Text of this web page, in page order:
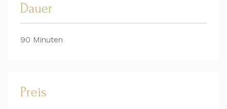
Dauer
90 Minuten
Preis